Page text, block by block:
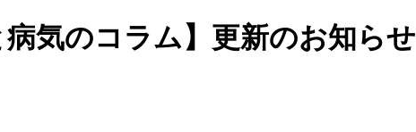
気のコラム】更新のお知らせ